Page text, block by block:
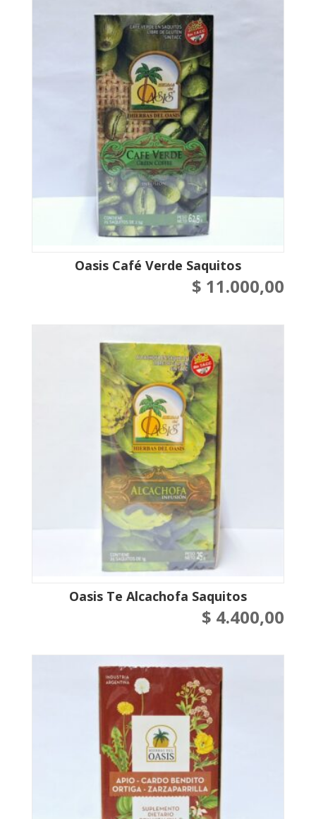
Oasis Café Verde Saquitos
$ 11.000,00
Oasis Te Alcachofa Saquitos
$ 4.400,00